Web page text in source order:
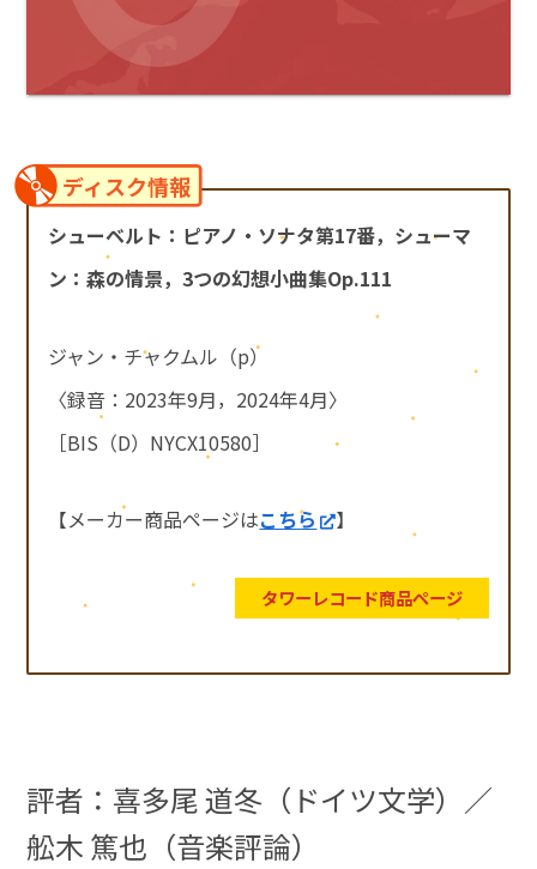
ディスク情報
シューベルト：ピアノ・ソナタ第17番，シューマ
ン：森の情景，3つの幻想小曲集Op.111
ジャン・チャクムル（p）
〈録音：2023年9月，2024年4月〉
［BIS（D）NYCX10580］
【メーカー商品ページはこちら 】
タワーレコード商品ページ
評者：喜多尾 道冬（ドイツ文学）／
舩木 篤也（音楽評論）